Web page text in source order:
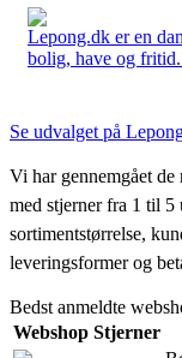
Lepong.dk er en
bolig, have og
Se udvalget på
Vi har gennemgået
med stjerner fra 1 til 5
sortimentstørrelse,
leveringsformer og
Bedst anmeldte
Webshop Stjerner